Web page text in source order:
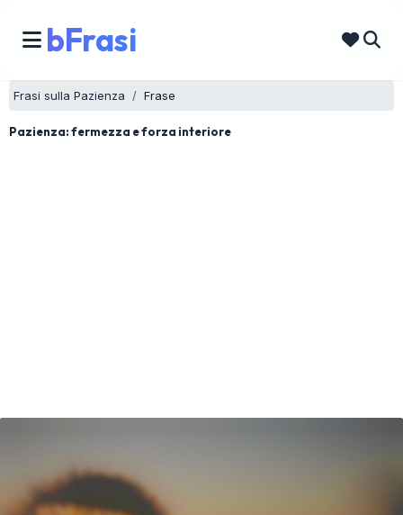
bFrasi
Frasi sulla Pazienza Frase
Pazienza: fermezza e forza interiore